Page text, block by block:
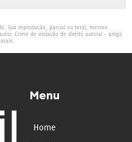
Sua reprodução, parcial ou total, mesmo
Crime de violação de direito autoral – artigo
Menu
Home